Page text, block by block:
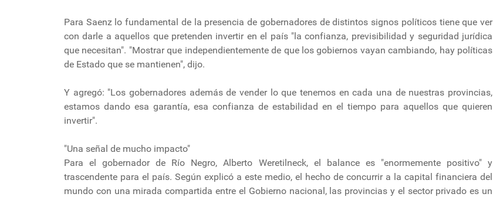
Para Saenz lo fundamental de la presencia de gobernadores de distintos signos políticos tiene que ver
con darle a aquellos que pretenden invertir en el país "la confianza, previsibilidad y seguridad jurídica
que necesitan". "Mostrar que independientemente de que los gobiernos vayan cambiando, hay políticas
de Estado que se mantienen", dijo.
Y agregó: "Los gobernadores además de vender lo que tenemos en cada una de nuestras provincias,
estamos dando esa garantía, esa confianza de estabilidad en el tiempo para aquellos que quieren
invertir".
"Una señal de mucho impacto"
Para el gobernador de Río Negro, Alberto Weretilneck, el balance es "enormemente positivo" y
trascendente para el país. Según explicó a este medio, el hecho de concurrir a la capital financiera del
mundo con una mirada compartida entre el Gobierno nacional, las provincias y el sector privado es un